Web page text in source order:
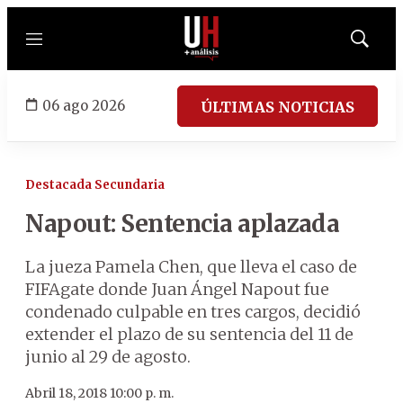
Menú
Mostrar
06 ago 2026 ÚLTIMAS NOTICIAS
Destacada Secundaria
Napout: Sentencia aplazada
La jueza Pamela Chen, que lleva el caso de
FIFAgate donde Juan Ángel Napout fue
condenado culpable en tres cargos, decidió
extender el plazo de su sentencia del 11 de
junio al 29 de agosto.
Abril 18, 2018 10:00 p. m.